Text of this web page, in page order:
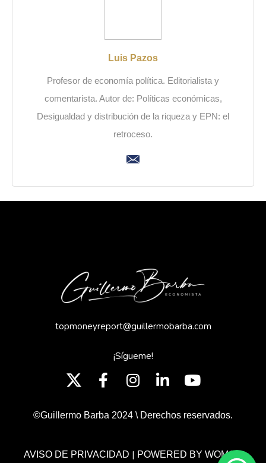
Luis Pazos
Profesor de economía política. Editorialista y
comentarista. Autor de: Políticas económicas,
Desigualdad y distribución de la riqueza y EPN: el
retroceso.
topmoneyreport@guillermobarba.com
¡Sígueme!
©Guillermo Barba 2024 \ Derechos reservados.
AVISO DE PRIVACIDAD | POWERED BY WOMGP